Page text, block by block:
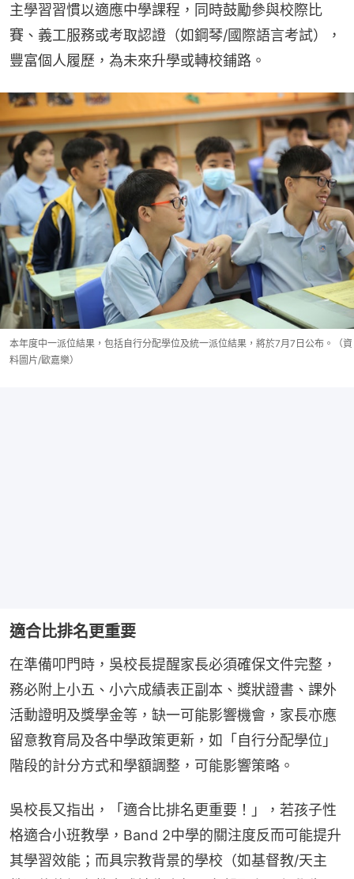
主學習習慣以適應中學課程，同時鼓勵參與校際比
賽、義工服務或考取認證（如鋼琴/國際語言考試），
豐富個人履歷，為未來升學或轉校鋪路。
本年度中一派位結果，包括自行分配學位及統一派位結果，將於7月7日公布。（資
料圖片/歐嘉樂）
適合比排名更重要
在準備叩門時，吳校長提醒家長必須確保文件完整，
務必附上小五、小六成績表正副本、獎狀證書、課外
活動證明及獎學金等，缺一可能影響機會，家長亦應
留意教育局及各中學政策更新，如「自行分配學位」
階段的計分方式和學額調整，可能影響策略。
吳校長又指出，「適合比排名更重要！」，若孩子性
格適合小班教學，Band 2中學的關注度反而可能提升
其學習效能；而具宗教背景的學校（如基督教/天主